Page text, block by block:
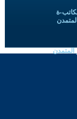
ة
المتمدن